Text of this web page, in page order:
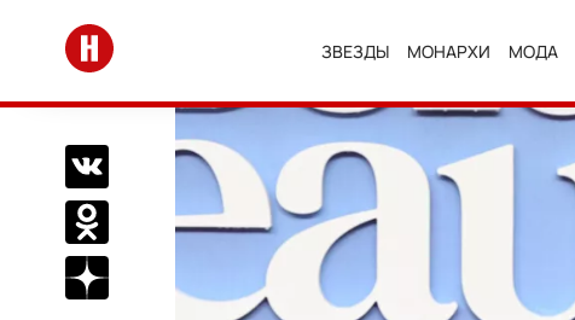
Перейти на главную
ЗВЕЗДЫ МОНАРХИ МОДА
Поделиться Вконтакте
Поделиться в Одноклассниках
Подписаться на нас в Дзен